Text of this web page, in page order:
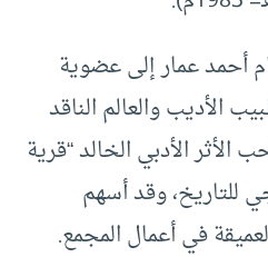
أحمد عمار إلى عضوية
الأديب والعالم الناقد
الأدبي الخالد “قرية
للتاريخ، وقد أسهم
في أعمال المجمع.